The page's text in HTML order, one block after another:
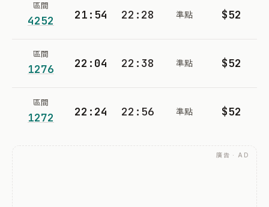
區間
4252 21:54 22:28 準點 $52
區間
1276 22:04 22:38 準點 $52
區間
1272 22:24 22:56 準點 $52
廣告 · AD